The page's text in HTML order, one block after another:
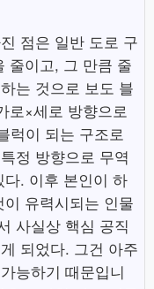
점은 일반 도로 구
줄이고, 그 만큼 줄
는 것으로 보도 블
로×세로 방향으로
럭이 되는 구조로
정 방향으로 무역
. 이후 본인이 하
유력시되는 인물
사실상 핵심 공직
되었다. 그건 아주
능하기 때문입니